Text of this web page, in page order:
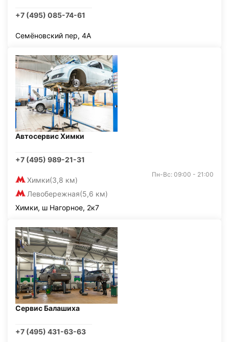
+7 (495) 085-74-61
Семёновский пер, 4А
Автосервис Химки
+7 (495) 989-21-31
Химки(3,8 км)
Левобережная(5,6 км)
Пн-Вс: 09:00 - 21:00
Химки, ш Нагорное, 2к7
Сервис Балашиха
+7 (495) 431-63-63